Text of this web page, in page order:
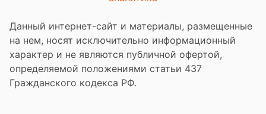
Данный интернет-сайт и материалы, размещенные
на нем, носят исключительно информационный
характер и не являются публичной офертой,
определяемой положениями статьи 437
Гражданского кодекса РФ.